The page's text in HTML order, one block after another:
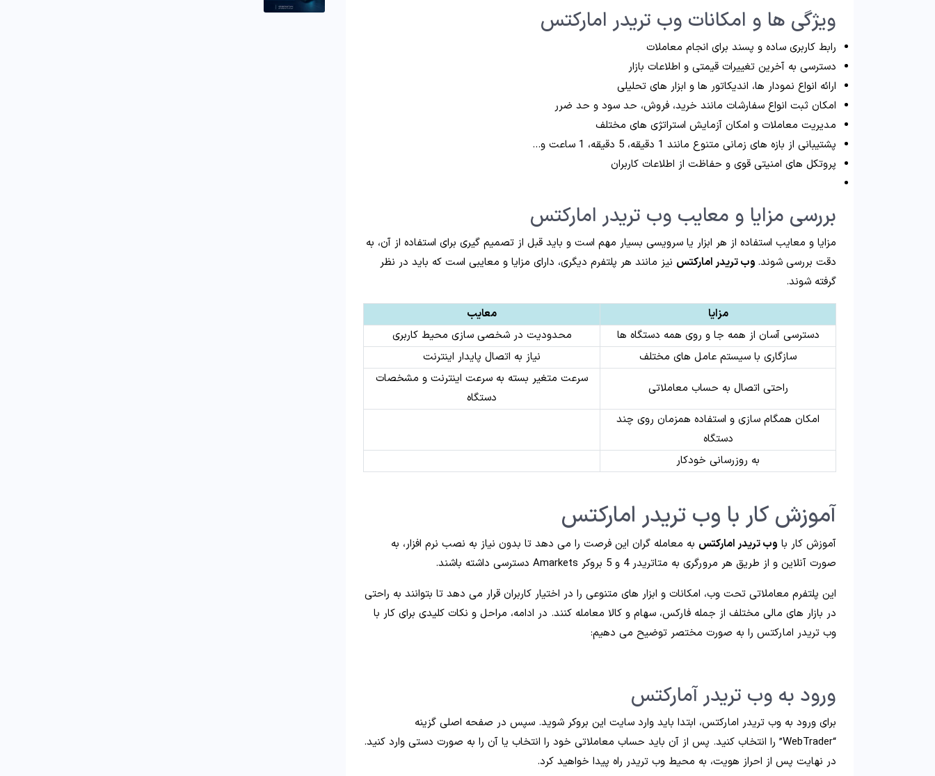
ویژگی ها و امکانات وب تریدر امارکتس
رابط کاربری ساده و پسند برای انجام معاملات
دسترسی به آخرین تغییرات قیمتی و اطلاعات بازار
ارائه انواع نمودار ها، اندیکاتور ها و ابزار های تحلیلی
امکان ثبت انواع سفارشات مانند خرید، فروش، حد سود و حد ضرر
مدیریت معاملات و امکان آزمایش استراتژی های مختلف
پشتیبانی از بازه های زمانی متنوع مانند 1 دقیقه، 5 دقیقه، 1 ساعت و…
پروتکل های امنیتی قوی و حفاظت از اطلاعات کاربران
بررسی مزایا و معایب وب تریدر امارکتس
مزایا و معایب استفاده از هر ابزار یا سرویسی بسیار مهم است و باید قبل از تصمیم گیری برای استفاده از آن، به
دقت بررسی شوند. وب تریدر امارکتس نیز مانند هر پلتفرم دیگری، دارای مزایا و معایبی است که باید در نظر
گرفته شوند.
مزایا
معایب
دسترسی آسان از همه جا و روی همه دستگاه ها
محدودیت در شخصی سازی محیط کاربری
سازگاری با سیستم عامل های مختلف
نیاز به اتصال پایدار اینترنت
راحتی اتصال به حساب معاملاتی
سرعت متغیر بسته به سرعت اینترنت و مشخصات
دستگاه
امکان همگام سازی و استفاده همزمان روی چند
دستگاه
به روزرسانی خودکار
آموزش کار با وب تریدر امارکتس
آموزش کار با وب تریدر امارکتس به معامله گران این فرصت را می دهد تا بدون نیاز به نصب نرم افزار، به
صورت آنلاین و از طریق هر مرورگری به متاتریدر 4 و 5 بروکر Amarkets دسترسی داشته باشند.
این پلتفرم معاملاتی تحت وب، امکانات و ابزار های متنوعی را در اختیار کاربران قرار می دهد تا بتوانند به راحتی
در بازار های مالی مختلف از جمله فارکس، سهام و کالا معامله کنند. در ادامه، مراحل و نکات کلیدی برای کار با
وب تریدر امارکتس را به صورت مختصر توضیح می دهیم:
ورود به وب تریدر آمارکتس
برای ورود به وب تریدر امارکتس، ابتدا باید وارد سایت این بروکر شوید. سپس در صفحه اصلی گزینه
“WebTrader” را انتخاب کنید. پس از آن باید حساب معاملاتی خود را انتخاب یا آن را به صورت دستی وارد کنید.
در نهایت پس از احراز هویت، به محیط وب تریدر راه پیدا خواهید کرد.